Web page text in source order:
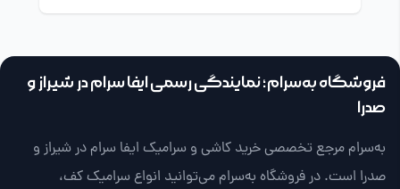
فروشگاه به‌سرام؛ نمایندگی رسمی ایفا سرام در شیراز و
صدرا
به‌سرام مرجع تخصصی خرید کاشی و سرامیک ایفا سرام در شیراز و
صدرا است. در فروشگاه به‌سرام می‌توانید انواع سرامیک کف،